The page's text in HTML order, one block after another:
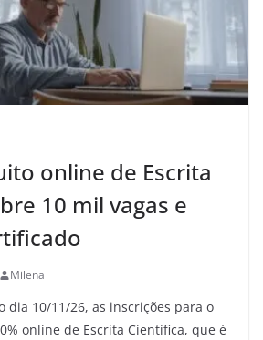
online de Escrita
10 mil vagas e
Milena
dia 10/11/26, as inscrições para o
online de Escrita Científica, que é